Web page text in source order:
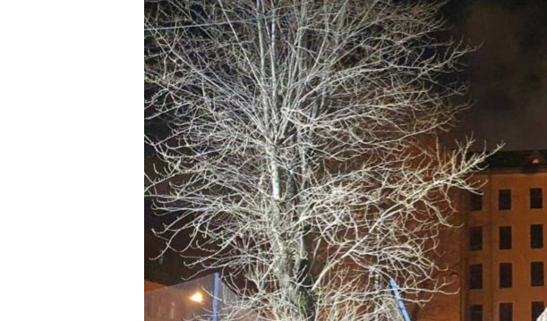
ПОДПИШИТЕСЬ НА РАССЫЛКУ